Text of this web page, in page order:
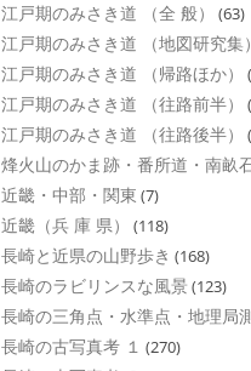
江戸期のみさき道 （全 般） (63)
江戸期のみさき道 （地図研究集）
江戸期のみさき道 （帰路ほか）
江戸期のみさき道 （往路前半）
江戸期のみさき道 （往路後半）
烽火山のかま跡・番所道・南畝
近畿・中部・関東 (7)
近畿（兵 庫 県） (118)
長崎と近県の山野歩き (168)
長崎のラビリンスな風景 (123)
長崎の三角点・水準点・地理局
長崎の古写真考 １ (270)